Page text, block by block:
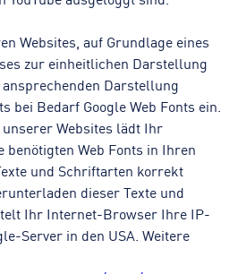
Websites, auf Grundlage eines
zur einheitlichen Darstellung
Darstellung
bei Bedarf Google Web Fonts ein.
Websites lädt Ihr
Web Fonts in Ihren
und Schriftarten korrekt
dieser Texte und
Ihr Internet-Browser Ihre IP-
Server in den USA. Weitere